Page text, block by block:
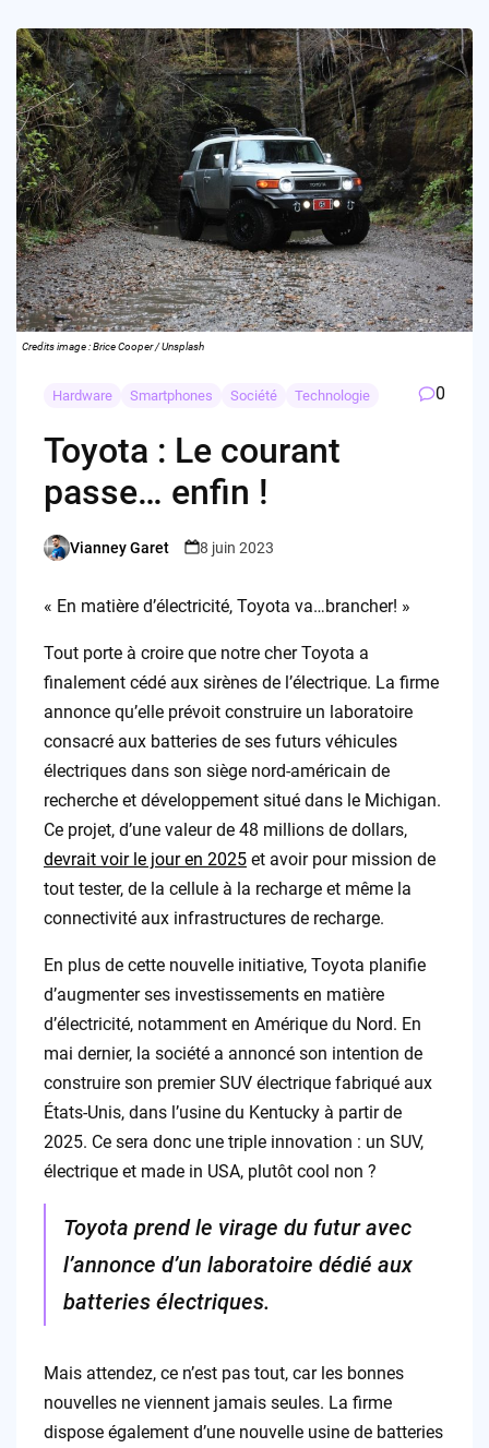
Credits image : Brice Cooper / Unsplash
Hardware Smartphones Société Technologie 0
Toyota : Le courant
passe… enfin !
Posted
Vianney Garet 8 juin 2023
« En matière d’électricité, Toyota va…brancher! »
Tout porte à croire que notre cher Toyota a
finalement cédé aux sirènes de l’électrique. La firme
annonce qu’elle prévoit construire un laboratoire
consacré aux batteries de ses futurs véhicules
électriques dans son siège nord-américain de
recherche et développement situé dans le Michigan.
Ce projet, d’une valeur de 48 millions de dollars,
devrait voir le jour en 2025et avoir pour mission de
tout tester, de la cellule à la recharge et même la
connectivité aux infrastructures de recharge.
En plus de cette nouvelle initiative, Toyota planifie
d’augmenter ses investissements en matière
d’électricité, notamment en Amérique du Nord. En
mai dernier, la société a annoncé son intention de
construire son premier SUV électrique fabriqué aux
États-Unis, dans l’usine du Kentucky à partir de
2025. Ce sera donc une triple innovation : un SUV,
électrique et made in USA, plutôt cool non ?
Toyota prend le virage du futur avec
l’annonce d’un laboratoire dédié aux
batteries électriques.
Mais attendez, ce n’est pas tout, car les bonnes
nouvelles ne viennent jamais seules. La firme
dispose également d’une nouvelle usine de batteries